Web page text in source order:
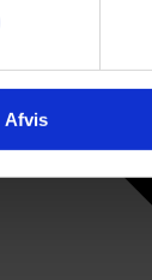
Afvis